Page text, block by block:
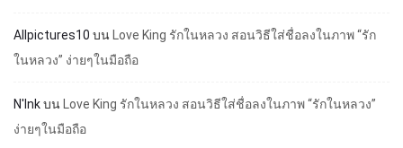
Allpictures10 บน
Love King รักในหลวง สอนวิธีใส่ชื่อลงในภาพ “รัก
ในหลวง” ง่ายๆในมือถือ
N'Inkบน
Love King รักในหลวง สอนวิธีใส่ชื่อลงในภาพ “รักในหลวง”
ง่ายๆในมือถือ